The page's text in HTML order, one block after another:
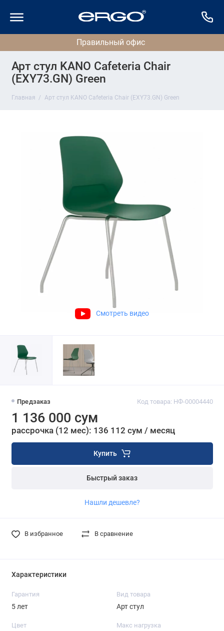
Арт стул KANO Cafeteria Chair
(EXY73.GN) Green
Главная Арт стул KANO Cafeteria Chair (EXY73.GN) Green
Смотреть видео
Предзаказ Код товара: НФ-00004440
1 136 000 сум
рассрочка (12 мес): 136 112 сум / месяц
Купить
Быстрый заказ
Нашли дешевле?
В избранное В сравнение
Характеристики
Гарантия
5 лет
Вид товара
Арт стул
Цвет Макс нагрузка